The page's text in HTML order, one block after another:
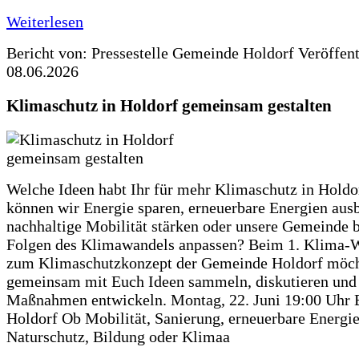
Weiterlesen
Bericht von: Pressestelle Gemeinde Holdorf
08.06.2026
Klimaschutz in Holdorf gemeinsam gestalten
Welche Ideen habt Ihr für mehr Klimaschutz in
können wir Energie sparen, erneuerbare Energien
nachhaltige Mobilität stärken oder unsere Gemeinde
Folgen des Klimawandels anpassen? Beim 1. Klima-
zum Klimaschutzkonzept der Gemeinde Holdorf
gemeinsam mit Euch Ideen sammeln, diskutieren
Maßnahmen entwickeln. Montag, 22. Juni 19:00 Uhr
Holdorf Ob Mobilität, Sanierung, erneuerbare
Naturschutz, Bildung oder Klimaa